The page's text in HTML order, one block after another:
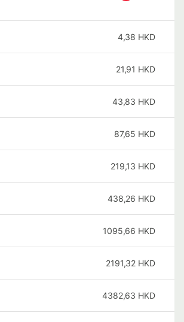
4,38 HKD
21,91 HKD
43,83 HKD
87,65 HKD
219,13 HKD
438,26 HKD
1095,66 HKD
2191,32 HKD
4382,63 HKD